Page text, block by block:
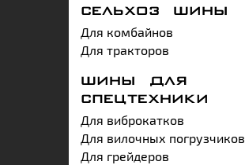
СЕЛЬХОЗ ШИНЫ
Для комбайнов
Для тракторов
ШИНЫ ДЛЯ
СПЕЦТЕХНИКИ
Для виброкатков
Для вилочных погрузчиков
Для грейдеров